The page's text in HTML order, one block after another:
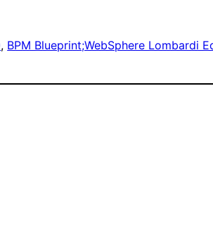
, BPM Blueprint;WebSphere Lombardi